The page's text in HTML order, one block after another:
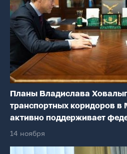
Планы Владислава
транспортных коридоров
активно поддерживает
14 ноября